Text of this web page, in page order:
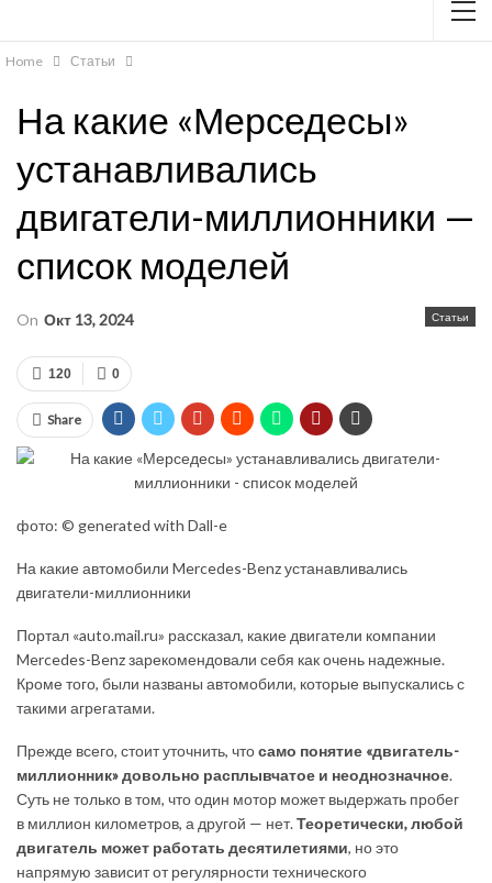
Home Статьи
На какие «Мерседесы»
устанавливались
двигатели-миллионники —
список моделей
Статьи
On Окт 13, 2024
0
120
Share
фото: © generated with Dall-e
На какие автомобили Mercedes-Benz устанавливались
двигатели-миллионники
Портал «auto.mail.ru» рассказал, какие двигатели компании
Mercedes-Benz зарекомендовали себя как очень надежные.
Кроме того, были названы автомобили, которые выпускались с
такими агрегатами.
Прежде всего, стоит уточнить, чтосамо понятие «двигатель-
миллионник» довольно расплывчатое и неоднозначное.
Суть не только в том, что один мотор может выдержать пробег
в миллион километров, а другой — нет.Теоретически, любой
двигатель может работать десятилетиями, но это
напрямую зависит от регулярности технического